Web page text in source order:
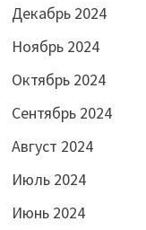
Декабрь 2024
Ноябрь 2024
Октябрь 2024
Сентябрь 2024
Август 2024
Июль 2024
Июнь 2024